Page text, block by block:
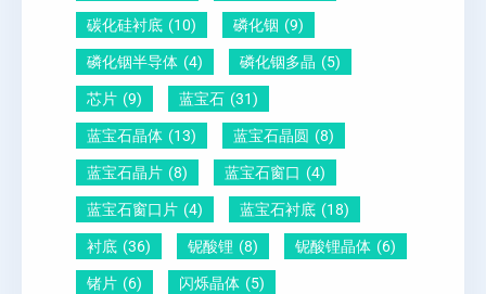
碳化硅衬底 (10) 磷化铟 (9)
磷化铟半导体 (4) 磷化铟多晶 (5)
芯片 (9) 蓝宝石 (31)
蓝宝石晶体 (13) 蓝宝石晶圆 (8)
蓝宝石晶片 (8) 蓝宝石窗口 (4)
蓝宝石窗口片 (4) 蓝宝石衬底 (18)
衬底 (36) 铌酸锂 (8) 铌酸锂晶体 (6)
锗片 (6) 闪烁晶体 (5)